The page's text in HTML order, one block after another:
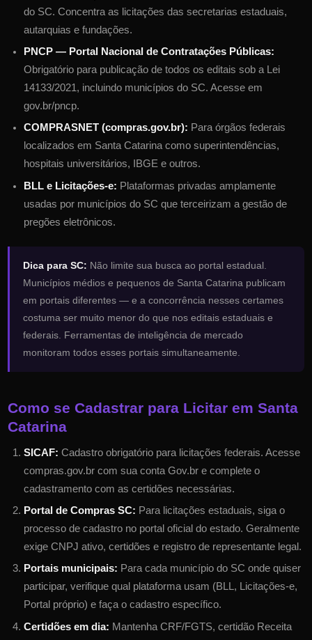
do SC. Concentra as licitações das secretarias estaduais,
autarquias e fundações.
PNCP — Portal Nacional de Contratações Públicas:
Obrigatório para publicação de todos os editais sob a Lei
14133/2021, incluindo municípios do SC. Acesse em
gov.br/pncp.
COMPRASNET (compras.gov.br): Para órgãos federais
localizados em Santa Catarinacomo superintendências,
hospitais universitários, IBGE e outros.
BLL e Licitações-e: Plataformas privadas amplamente
usadas por municípios do SC que terceirizam a gestão de
pregões eletrônicos.
Dica para SC: Não limite sua busca ao portal estadual.
Municípios médios e pequenos de Santa Catarina publicam
em portais diferentes — e a concorrência nesses certames
costuma ser muito menor do que nos editais estaduais e
federais. Ferramentas de inteligência de mercado
monitoram todos esses portais simultaneamente.
Como se Cadastrar para Licitar emSanta
Catarina
SICAF: Cadastro obrigatório para licitações federais. Acesse
compras.gov.br com sua conta Gov.br e complete o
cadastramento com as certidões necessárias.
Portal de Compras SC: Para licitações estaduais, siga o
processo de cadastro no portal oficial do estado. Geralmente
exige CNPJ ativo, certidões e registro de representante legal.
Portais municipais: Para cada município do SC onde quiser
participar, verifique qual plataforma usam (BLL, Licitações-e,
Portal próprio) e faça o cadastro específico.
Certidões em dia: Mantenha CRF/FGTS, certidão Receita